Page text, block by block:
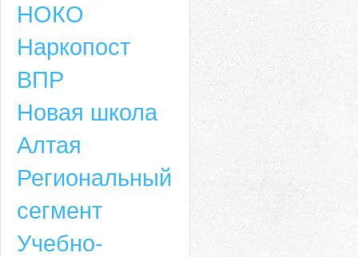
НОКО
Наркопост
ВПР
Новая школа
Алтая
Региональный
сегмент
Учебно-